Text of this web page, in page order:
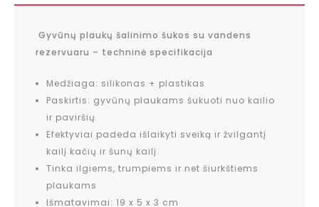
Gyvūnų plaukų šalinimo šukos su vandens
rezervuaru – techninė specifikacija
Medžiaga: silikonas + plastikas
Paskirtis: gyvūnų plaukams šukuoti nuo kailio
ir paviršių
Efektyviai padeda išlaikyti sveiką ir žvilgantį
kailį kačių ir šunų kailį
Tinka ilgiems, trumpiems ir net šiurkštiems
plaukams
Išmatavimai: 19 x 5 x 3 cm